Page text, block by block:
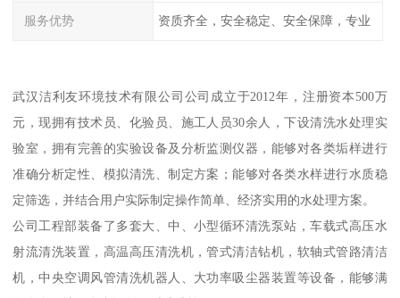
服务优势 资质齐全，安全稳定、安全保障，专业
武汉洁利友环境技术有限公司公司成立于2012年，注册资本500万
元，现拥有技术员、化验员、施工人员30余人，下设清洗水处理实
验室，拥有完善的实验设备及分析监测仪器，能够对各类垢样进行
准确分析定性、模拟清洗、制定方案；能够对各类水样进行水质稳
定筛选，并结合用户实际制定操作简单、经济实用的水处理方案。
公司工程部装备了多套大、中、小型循环清洗泵站，车载式高压水
射流清洗装置，高温高压清洗机，管式清洁钻机，软轴式管路清洁
机，中央空调风管清洗机器人、大功率吸尘器装置等设备，能够满